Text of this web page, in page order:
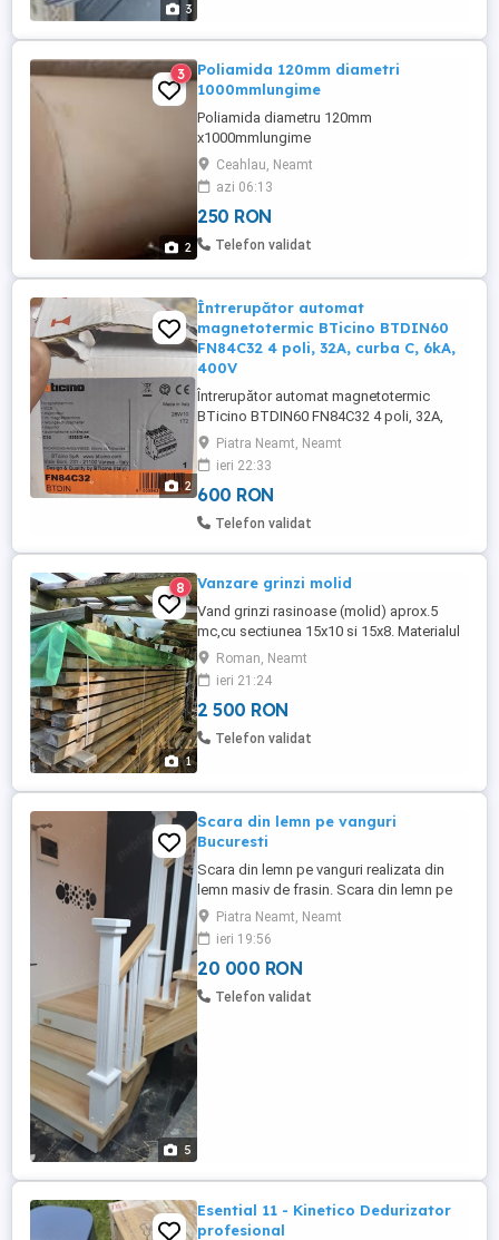
3
2
3
Poliamida 120mm diametri
1000mmlungime
Poliamida diametru 120mm
x1000mmlungime
Ceahlau, Neamt
azi 06:13
250 RON
Telefon validat
2
Întrerupător automat
magnetotermic BTicino BTDIN60
FN84C32 4 poli, 32A, curba C, 6kA,
400V
Întrerupător automat magnetotermic
BTicino BTDIN60 FN84C32 4 poli, 32A,
curba C, 6kA, 400V Vând întrerupător
automat BTicino original, Made in Italy,
model FN84C32. Este potrivit pentru
protecția instalațiilor electrice trifazate,
având: 4 poli (4P) Curent nominal: 32A
Piatra Neamt, Neamt
ieri 22:33
600 RON
Telefon validat
1
8 Vanzare grinzi molid
Vand grinzi rasinoase (molid) aprox.5
mc,cu sectiunea 15x10 si 15x8. Materialul
este uscat natural,nu prezinta noduri
cazatoare,nu are "inima" si este clasa A.
Prețul este mc.
Roman, Neamt
ieri 21:24
2 500 RON
Telefon validat
5
Scara din lemn pe vanguri
Bucuresti
Scara din lemn pe vanguri realizata din
lemn masiv de frasin. Scara din lemn pe
vanguri avand contratreapta din lemn
alba,balustrada din lemn alba din frasin.
Montaj profesionist, garantie. Scara din
lemn realizata in Bucuresti
Piatra Neamt, Neamt
ieri 19:56
20 000 RON
Telefon validat
Esential 11 - Kinetico Dedurizator
profesional